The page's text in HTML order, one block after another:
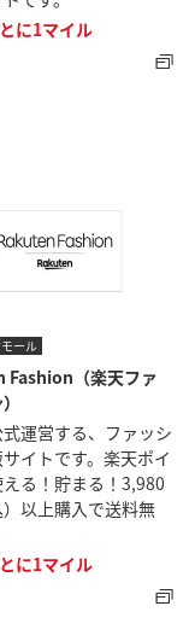
に1マイル
ール
Fashion（楽天ファ
運営する、ファッシ
イトです。楽天ポイ
える！貯まる！3,980
以上購入で送料無
に1マイル